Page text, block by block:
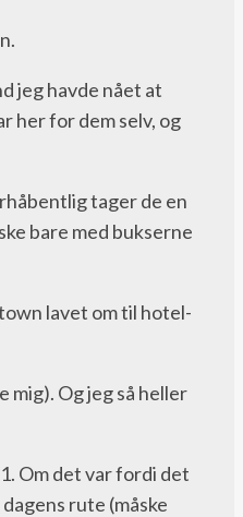
jeg havde nået at
her for dem selv, og
tager de en
bare med bukserne
lavet om til hotel-
mig). Og jeg så heller
Om det var fordi det
rute (måske